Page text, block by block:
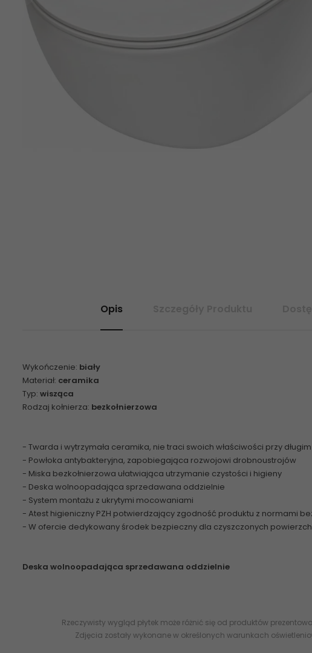
Opis
Wykończenie: biały
Materiał: ceramika
Typ: wisząca
Rodzaj kołnierza: bezkołnierzowa
- Twarda i wytrzymała ceramika, nie traci swoich właściwości przy
- Powłoka antybakteryjna, zapobiegająca rozwojowi drobnoustrojów
- Miska bezkołnierzowa ułatwiająca utrzymanie czystości i higieny
- Deska wolnoopadająca sprzedawana oddzielnie
- System montażu z ukrytymi mocowaniami
- Atest higieniczny PZH potwierdzający zgodność produktu z normami
- W ofercie dedykowany środek bezpieczny dla czyszczonych
Deska wolnoopadająca sprzedawana oddzielnie
Rzeczywisty wygląd płytek może różnić się od produktów
Zdjęcia zostały wykonane w określonych warunkach